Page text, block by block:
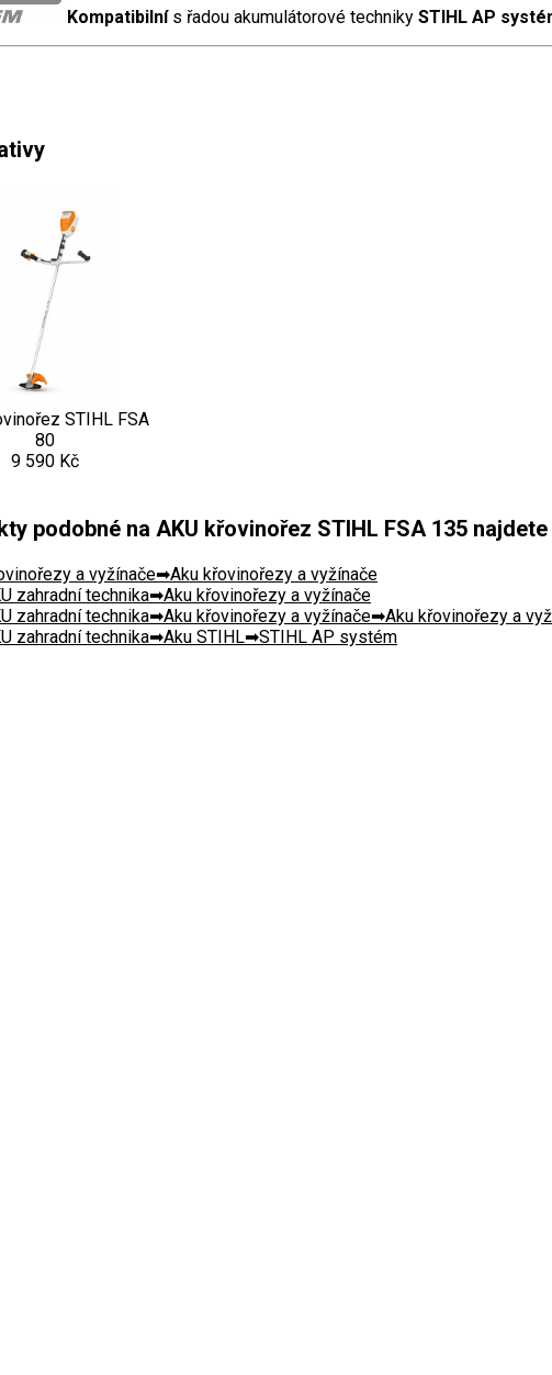
Kompatibilnís řadou akumulátorové techniky STIHL AP
STIHL FSA
80
9 590 Kč
podobné na AKU křovinořez STIHL FSA 135
a vyžínače
Aku křovinořezy a vyžínače
zahradní technika
Aku křovinořezy a vyžínače
zahradní technika
Aku křovinořezy a vyžínače
Aku křovinořezy a
zahradní technika
Aku STIHL STIHL AP systém